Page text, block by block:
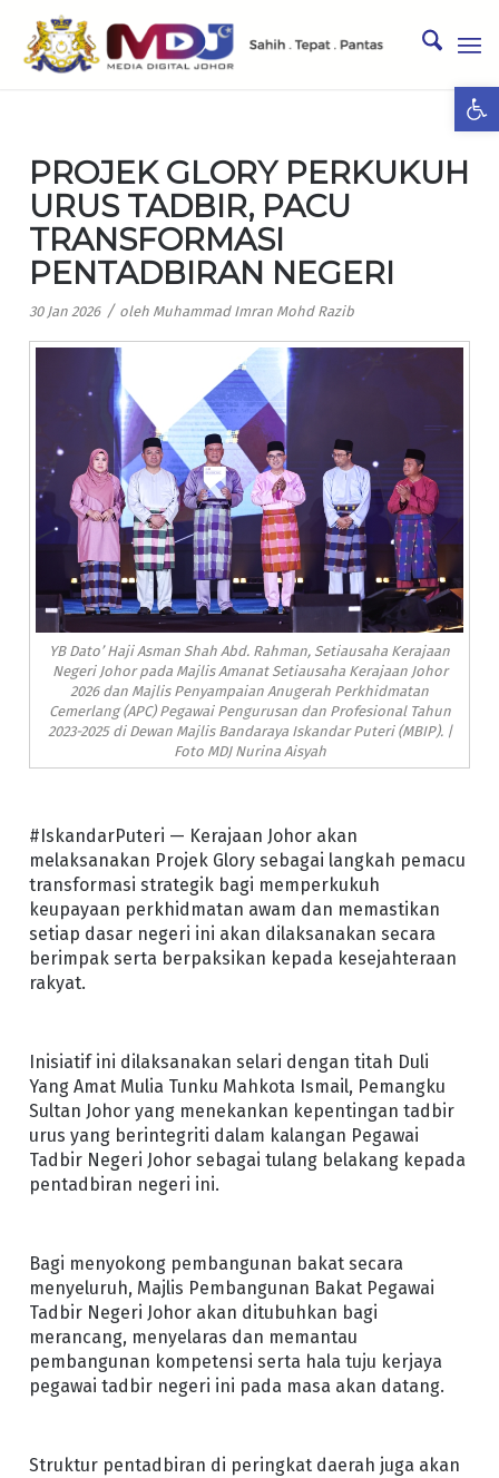
PROJEK GLORY PERKUKUH
URUS TADBIR, PACU
TRANSFORMASI
PENTADBIRAN NEGERI
30 Jan 2026 / oleh Muhammad Imran Mohd Razib
YB Dato’ Haji Asman Shah Abd. Rahman, Setiausaha Kerajaan
Negeri Johor pada Majlis Amanat Setiausaha Kerajaan Johor
2026 dan Majlis Penyampaian Anugerah Perkhidmatan
Cemerlang (APC) Pegawai Pengurusan dan Profesional Tahun
2023-2025 di Dewan Majlis Bandaraya Iskandar Puteri (MBIP). |
Foto MDJ Nurina Aisyah
#IskandarPuteri — Kerajaan Johor akan
melaksanakan Projek Glory sebagai langkah pemacu
transformasi strategik bagi memperkukuh
keupayaan perkhidmatan awam dan memastikan
setiap dasar negeri ini akan dilaksanakan secara
berimpak serta berpaksikan kepada kesejahteraan
rakyat.
Inisiatif ini dilaksanakan selari dengan titah Duli
Yang Amat Mulia Tunku Mahkota Ismail, Pemangku
Sultan Johor yang menekankan kepentingan tadbir
urus yang berintegriti dalam kalangan Pegawai
Tadbir Negeri Johor sebagai tulang belakang kepada
pentadbiran negeri ini.
Bagi menyokong pembangunan bakat secara
menyeluruh, Majlis Pembangunan Bakat Pegawai
Tadbir Negeri Johor akan ditubuhkan bagi
merancang, menyelaras dan memantau
pembangunan kompetensi serta hala tuju kerjaya
pegawai tadbir negeri ini pada masa akan datang.
Struktur pentadbiran di peringkat daerah juga akan